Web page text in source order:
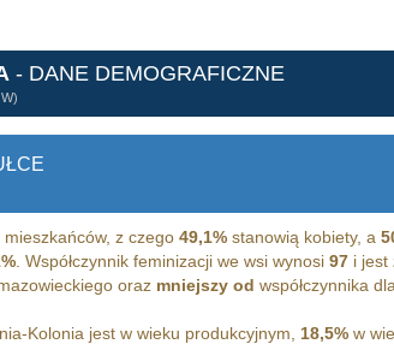
- DANE DEMOGRAFICZNE
mieszkańców, z czego 49,1%stanowią kobiety, a
. Współczynnik feminizacji we wsi wynosi 97i jest
oraz mniejszy od współczynnika
Kolonia jest w wieku produkcyjnym, 18,5%w